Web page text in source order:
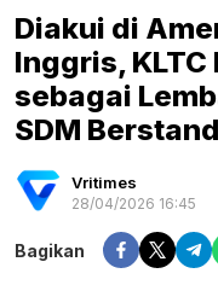
Diakui di
Inggris,
sebagai
SDM
Vritimes
28/04/2026 16:45
Bagikan